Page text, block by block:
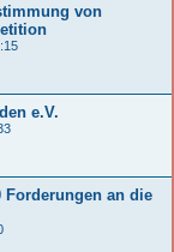
von
e.V.
an die